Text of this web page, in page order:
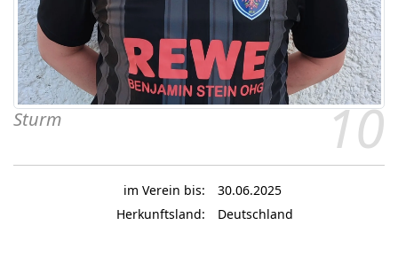
10
Sturm
im Verein bis:
30.06.2025
Herkunftsland:
Deutschland